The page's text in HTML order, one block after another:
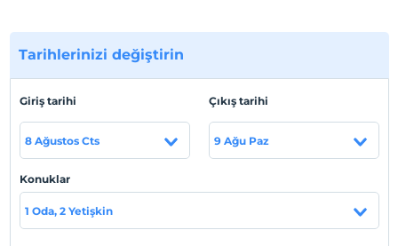
odaları ile evinizin sıcaklığını hissedeceksiniz.
Odalarda gardırop, ısıtma, klima, şömine soba, TV,
barbekü, mini buzdolabı, elektrikli su ısıtıcısı ve Türk
kahvesi makinesi mevcuttur.
Tesis lokasyon bilgileri
Sakarya Sapanca'da hizmet vermektedir.
Tarihlerinizi değiştirin
Giriş tarihi
8 Ağustos Cts
Çıkış tarihi
9 Ağu Paz
Konuklar
1 Oda, 2 Yetişkin